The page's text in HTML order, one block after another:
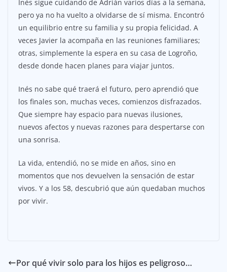
Inés sigue cuidando de Adrián varios días a la semana,
pero ya no ha vuelto a olvidarse de sí misma. Encontró
un equilibrio entre su familia y su propia felicidad. A
veces Javier la acompaña en las reuniones familiares;
otras, simplemente la espera en su casa de Logroño,
desde donde hacen planes para viajar juntos.
Inés no sabe qué traerá el futuro, pero aprendió que
los finales son, muchas veces, comienzos disfrazados.
Que siempre hay espacio para nuevas ilusiones,
nuevos afectos y nuevas razones para despertarse con
una sonrisa.
La vida, entendió, no se mide en años, sino en
momentos que nos devuelven la sensación de estar
vivos. Y a los 58, descubrió que aún quedaban muchos
por vivir.
Por qué vivir solo para los hijos es peligroso…